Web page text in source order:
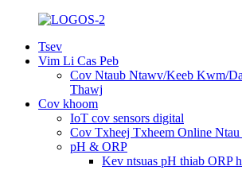
Tsev
Vim Li Cas Peb
Cov Ntaub Ntawv/Keeb Kwm/
Thawj
Cov khoom
IoT cov sensors digital
Cov Txheej Txheem Online Ntau
pH & ORP
Kev ntsuas pH thiab ORP